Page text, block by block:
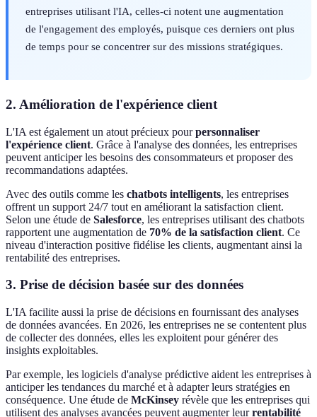
entreprises utilisant l'IA, celles-ci notent une augmentation
de l'engagement des employés, puisque ces derniers ont plus
de temps pour se concentrer sur des missions stratégiques.
2. Amélioration de l'expérience client
L'IA est également un atout précieux pourpersonnaliser
l'expérience client. Grâce à l'analyse des données, les entreprises
peuvent anticiper les besoins des consommateurs et proposer des
recommandations adaptées.
Avec des outils comme les chatbots intelligents, les entreprises
offrent un support 24/7 tout en améliorant la satisfaction client.
Selon une étude de Salesforce, les entreprises utilisant des chatbots
rapportent une augmentation de 70% de la satisfaction client. Ce
niveau d'interaction positive fidélise les clients, augmentant ainsi la
rentabilité des entreprises.
3. Prise de décision basée sur des données
L'IA facilite aussi la prise de décisions en fournissant des analyses
de données avancées. En 2026, les entreprises ne se contentent plus
de collecter des données, elles les exploitent pour générer des
insights exploitables.
Par exemple, les logiciels d'analyse prédictive aident les entreprises à
anticiper les tendances du marché et à adapter leurs stratégies en
conséquence. Une étude de McKinsey révèle que les entreprises qui
utilisent des analyses avancées peuvent augmenter leurrentabilité